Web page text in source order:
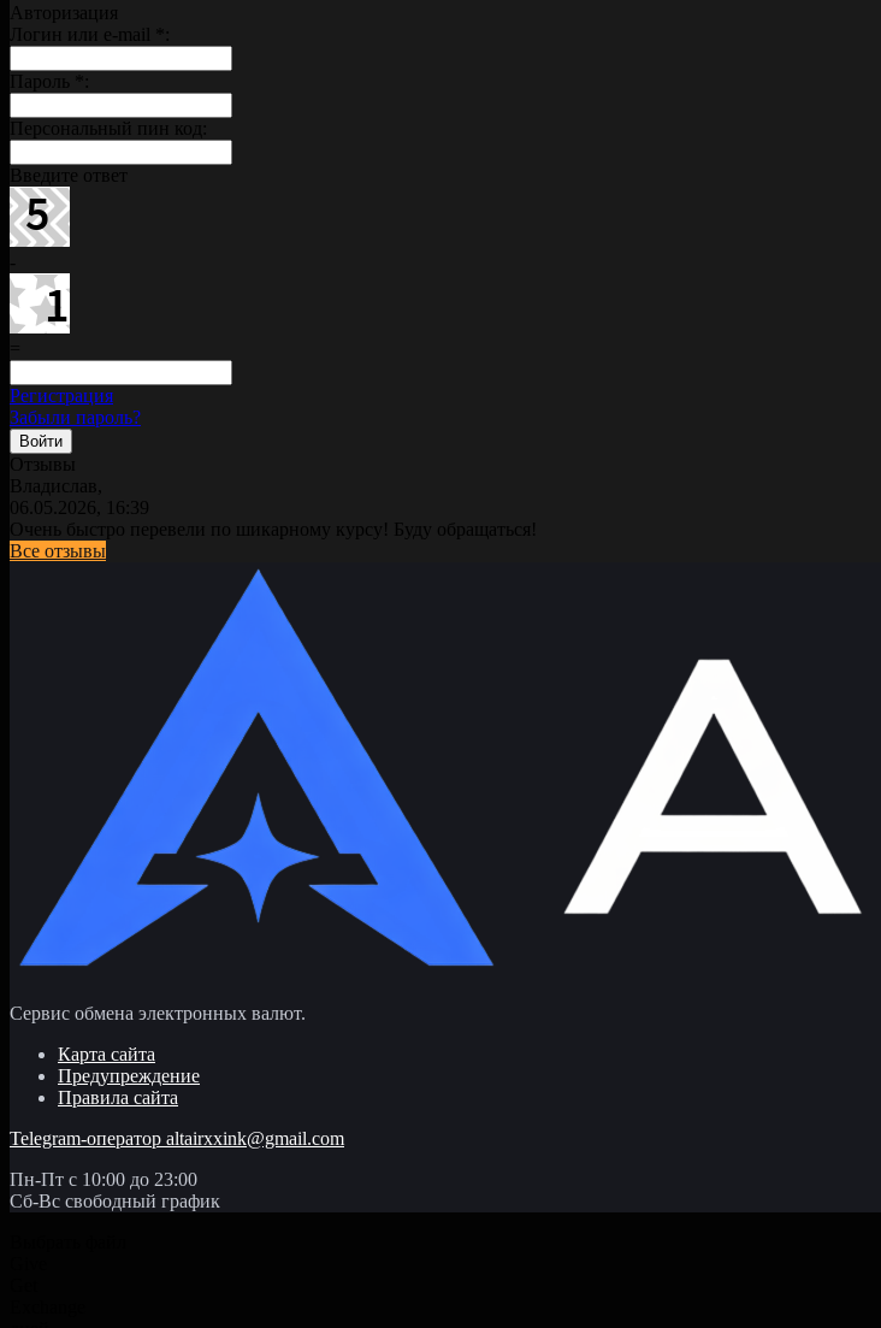
Авторизация
Логин или e-mail
Пароль
Персональный пин код:
Введите ответ
-
Регистрация
Забыли пароль?
Отзывы
Владислав,
06.05.2026, 16:39
Очень быстро перевели по шикарному курсу! Буду обращаться!
Все отзывы
Сервис обмена электронных валют.
Карта сайта
Предупреждение
Правила сайта
Telegram-оператор altairxxink@gmail.com
Пн-Пт с 10:00 до 23:00
Сб-Вс свободный график